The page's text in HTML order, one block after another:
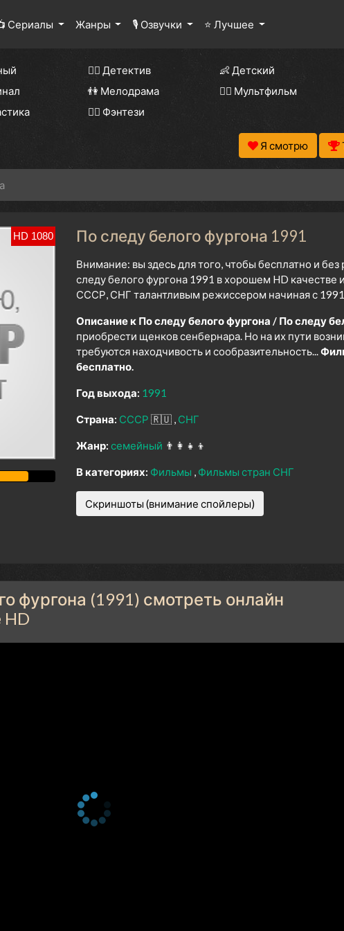
Сериалы Жанры 🎙 Озвучки ⭐ Лучшее
🕵️‍♂️ Детектив 👶 Детский
👫 Мелодрама 🧚‍♀️ Мультфильм
🧝‍♂️ Фэнтези
Я смотрю
HD 1080 По следу белого фургона 1991
Внимание: вы здесь для того, чтобы бесплатно и
следу белого фургона 1991 в хорошем HD качестве
СССР, СНГ талантливым режиссером начиная с 1991
Описание к По следу белого фургона / По следу
приобрести щенков сенбернара. Но на их пути
требуются находчивость и сообразительность...
бесплатно.
Год выхода: 1991
Страна: СССР 🇷🇺 СНГ
Жанр: семейный 👨‍👩‍👧‍👦
В категориях: Фильмы Фильмы стран СНГ
Скриншоты (внимание спойлеры)
фургона (1991) смотреть онлайн
HD